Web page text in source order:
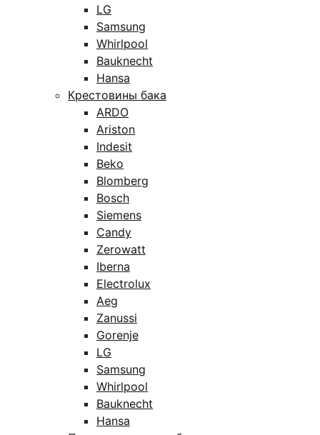
LG
Samsung
Whirlpool
Bauknecht
Hansa
Крестовины бака
ARDO
Ariston
Indesit
Beko
Blomberg
Bosch
Siemens
Candy
Zerowatt
Iberna
Electrolux
Aeg
Zanussi
Gorenje
LG
Samsung
Whirlpool
Bauknecht
Hansa